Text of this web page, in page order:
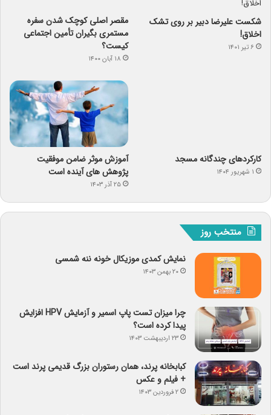
شکست علیرضا دبیر بر روی تشک
اخلاق!
۶ تیر ۱۴۰۱
مقصر اصلی کوچک شدن سفره
مستمری بگیران تأمین اجتماعی
کیست؟
۱۸ آبان ۱۴۰۰
کارکردهای چندگانه مسجد
۱ شهریور ۱۴۰۴
آموزش موثر ضامن موفقیت
پژوهش های آینده است
۲۵ آذر ۱۴۰۳
منتخب روز
نمایش کمدی موزیکال خونه ننه شمسی
۲۰ بهمن ۱۴۰۳
چرا میزان تست پاپ اسمیر و آزمایش HPV افزایش
پیدا کرده است؟
۲۳ اردیبهشت ۱۴۰۳
کبابخانه پرند، همان رستوران بزرگ قدیمی پرند است
+ فیلم و عکس
۲ فروردین ۱۴۰۳